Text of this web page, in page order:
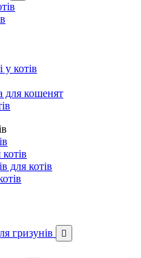
котів
для кошенят
для котів
гризунів 